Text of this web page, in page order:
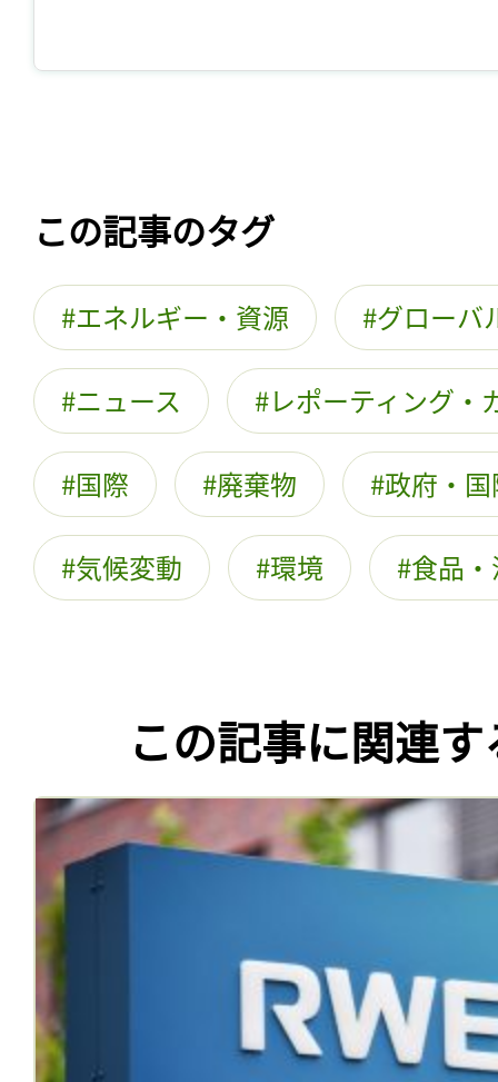
この記事のタグ
エネルギー・資源 グローバ
ニュース レポーティング・
国際 廃棄物 政府・
気候変動 環境 食品
この記事に関連